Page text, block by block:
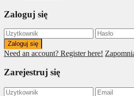
Zaloguj się
Zaloguj się
Need an account? Register here!
Zarejestruj się